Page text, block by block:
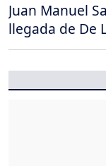
Juan Manuel
llegada de De